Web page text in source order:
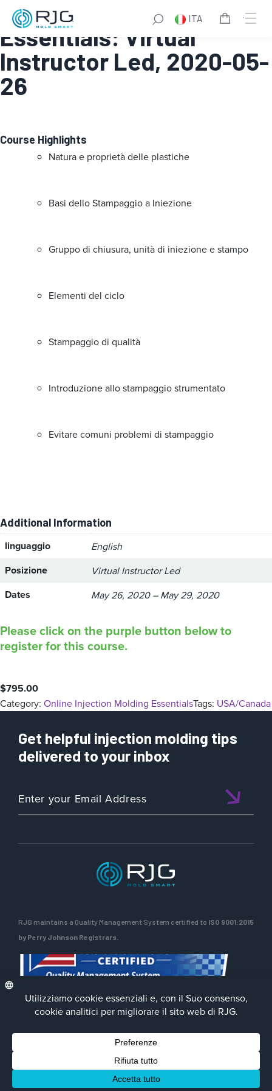
ITA
Online Injection Molding
Essentials: Virtual
Instructor Led, 2020-05-
26
Course Highlights
Natura e proprietà delle plastiche
Basi dello Stampaggio a Iniezione
Gruppo di chiusura, unità di iniezione e stampo
Elementi del ciclo
Stampaggio di qualità
Introduzione allo stampaggio strumentato
Evitare comuni problemi di stampaggio
Additional Information
linguaggio English
Posizione Virtual Instructor Led
Dates May 26, 2020 – May 29, 2020
Please click on the purple button below to
register for this course.
$795.00
Category: Online Injection Molding EssentialsTags: USA/Canada
Get helpful injection molding tips
delivered to your inbox
RJG maintains a Quality Management System certified to ISO 9001:2015
by Perry Johnson Registrars.
© 2026 RJG Inc.
Privacy PolicyTerms of Use